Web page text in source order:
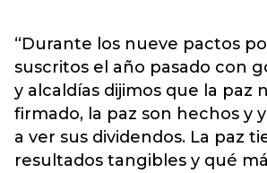
“Durante los nueve pactos
suscritos el año pasado con
y alcaldías dijimos que la paz
firmado, la paz son hechos y
a ver sus dividendos. La paz
resultados tangibles y qué